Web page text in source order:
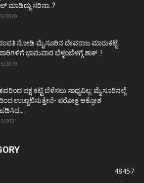
ಮಾಡಿದ್ದು ಸರಿನಾ..?
2020
ನೋಡಿ ಮೈಸೂರಿನ ದೇವರಾಜ ಮಾರುಕಟ್ಟೆ
ಭಾನುವಾರ ಬೆಳ್ಳಂಬೆಳಗ್ಗೆ ಶಾಕ್..!
2019
ಪಕ್ಷ ಕಟ್ಟಿ ಬೆಳೆಸಲು ಸಾಧ್ಯವಿಲ್ಲ: ಮೈಸೂರಿನಲ್ಲೆ
ಉಚ್ಚಾಟಿಸುತ್ತೇನೆ- ಪರೋಕ್ಷ ಆಕ್ರೋಶ
2021
48457